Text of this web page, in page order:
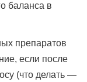
баланса в
препаратов
если после
(что делать —